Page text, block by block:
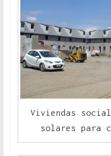
Viviendas
solares para